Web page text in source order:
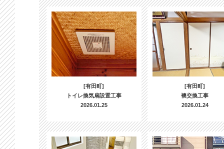
[有田町]
トイレ換気扇設置工事
2026.01.25
[有田町]
襖交換工事
2026.01.24